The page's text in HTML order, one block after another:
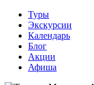
Туры
Экскурсии
Календарь
Блог
Акции
Афиша